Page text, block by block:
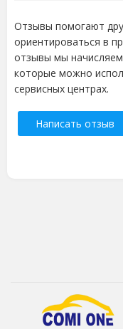
Отзывы помогают
ориентироваться в
отзывы мы
которые можно
сервисных центрах.
Написать отзыв